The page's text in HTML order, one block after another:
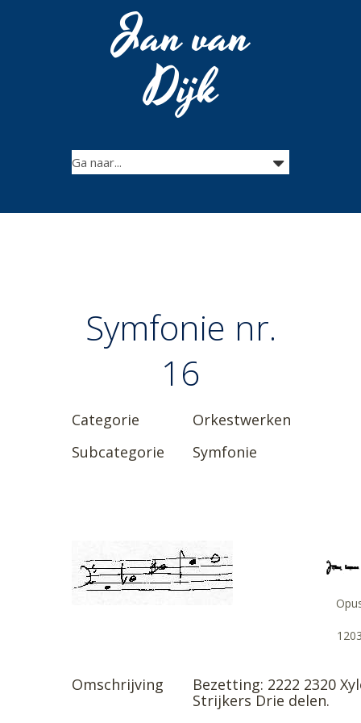
Jan van
Dijk
Symfonie nr.
16
Categorie
Orkestwerken
Subcategorie
Symfonie
Omschrijving
Bezetting: 2222 2320
Strijkers Drie delen.